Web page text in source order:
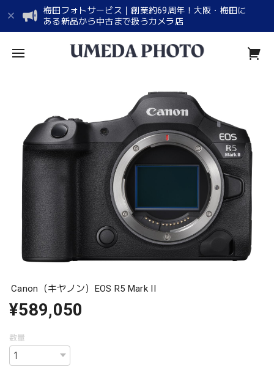
梅田フォトサービス｜創業約69周年！大阪・梅田に
ある新品から中古まで扱うカメラ店
Canon（キヤノン）EOS R5 Mark II
¥589,050
数量